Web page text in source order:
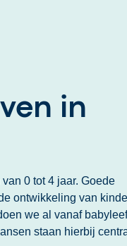
in
0 tot 4 jaar. Goede
ontwikkeling van
we al vanaf
staan hierbij